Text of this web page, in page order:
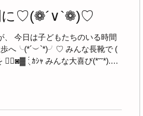
に♡(❁´∨`❁)♡
、 今日は子どもたちのいる時間
歩へ╰(*´︶`*)╯♡ みんな長靴で (
ː̖́ ｶｼｬ みんな大喜び(*˘˘*).｡.:*